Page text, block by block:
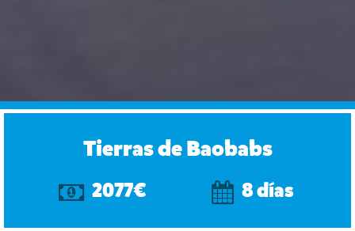
Tierras de Baobabs
2077€ 8 días